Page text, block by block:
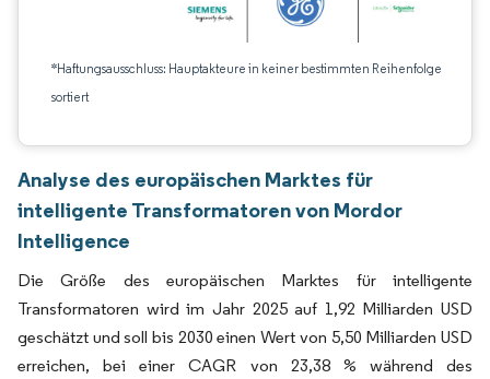
*Haftungsausschluss: Hauptakteure in keiner bestimmten Reihenfolge
sortiert
Analyse des europäischen Marktes für
intelligente Transformatoren von Mordor
Intelligence
Die Größe des europäischen Marktes für intelligente
Transformatoren wird im Jahr 2025 auf 1,92 Milliarden USD
geschätzt und soll bis 2030 einen Wert von 5,50 Milliarden USD
erreichen, bei einer CAGR von 23,38 % während des